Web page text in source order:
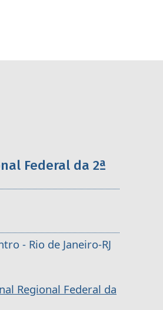
sobre os órgãos da 2ª
Federal da 2ª
- Rio de Janeiro-RJ
Regional Federal da